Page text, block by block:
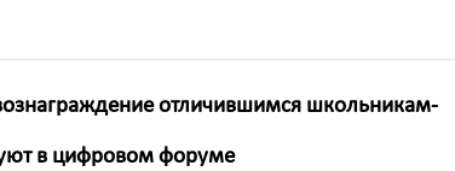
отличившимся школьникам-
в цифровом форуме